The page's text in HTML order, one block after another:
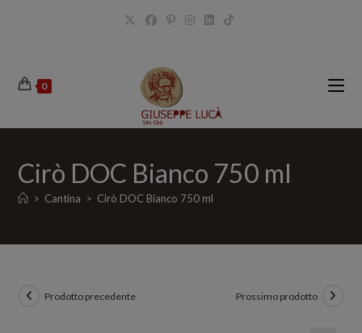
0
Cirò DOC Bianco 750 ml
> Cantina > Cirò DOC Bianco 750 ml
Prodotto precedente Prossimo prodotto